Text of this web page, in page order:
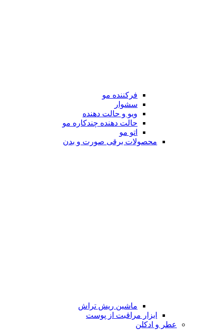
فرکننده مو
سشوار
ویو و حالت دهنده
حالت دهنده چندکاره مو
اتو مو
محصولات برقی صورت و بدن
ماشین ریش تراش
ابزار مراقبت از پوست
عطر و ادکلن